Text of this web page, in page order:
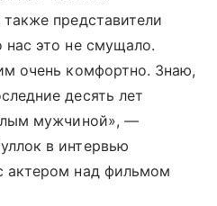
представители
нас это не смущало.
очень комфортно. Знаю,
десять лет
мужчиной», —
в интервью
актером над фильмом